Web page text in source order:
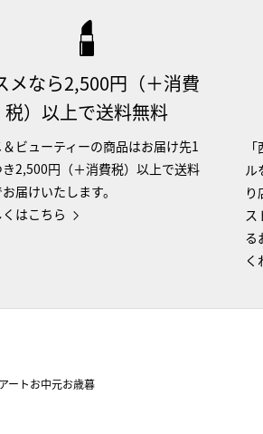
メなら2,500円（＋消費
税）以上で送料無料
＆ビューティーの商品はお届け先1
2,500円（＋消費税）以上で送料
届けいたします。
くはこちら
ル
ス
る
く
ートお中元お歳暮